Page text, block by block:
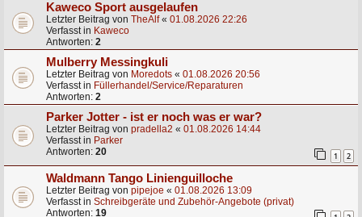
Kaweco Sport ausgelaufen
Letzter Beitrag von TheAlf« 01.08.2026 22:26
Verfasst in Kaweco
Antworten: 2
Mulberry Messingkuli
Letzter Beitrag von Moredots « 01.08.2026 20:56
Verfasst in Füllerhandel/Service/Reparaturen
Antworten: 2
Parker Jotter - ist er noch was er war?
Letzter Beitrag von pradella2 « 01.08.2026 14:44
Verfasst in Parker
Antworten: 20 1 2
Waldmann Tango Linienguilloche
Letzter Beitrag von pipejoe « 01.08.2026 13:09
Verfasst in Schreibgeräte und Zubehör-Angebote (privat)
Antworten: 19